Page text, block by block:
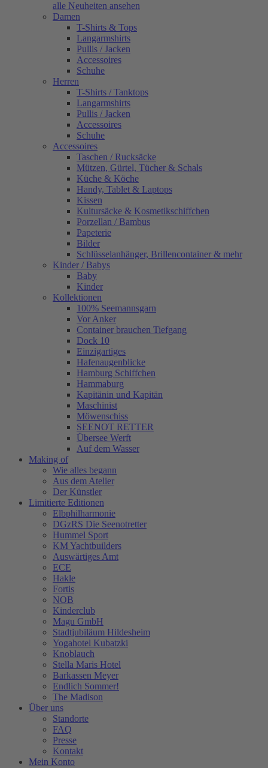
alle Neuheiten ansehen
Damen
T-Shirts & Tops
Langarmshirts
Pullis / Jacken
Accessoires
Schuhe
Herren
T-Shirts / Tanktops
Langarmshirts
Pullis / Jacken
Accessoires
Schuhe
Accessoires
Taschen / Rucksäcke
Mützen, Gürtel, Tücher & Schals
Küche & Köche
Handy, Tablet & Laptops
Kissen
Kultursäcke & Kosmetikschiffchen
Porzellan / Bambus
Papeterie
Bilder
Schlüsselanhänger, Brillencontainer & mehr
Kinder / Babys
Baby
Kinder
Kollektionen
100% Seemannsgarn
Vor Anker
Container brauchen Tiefgang
Dock 10
Einzigartiges
Hafenaugen­blicke
Hamburg Schiffchen
Hammaburg
Kapitänin und Kapitän
Maschinist
Möwenschiss
SEENOT RETTER
Übersee Werft
Auf dem Wasser
Making of
Wie alles begann
Aus dem Atelier
Der Künstler
Limitierte Editionen
Elbphilharmonie
DGzRS Die Seenotretter
Hummel Sport
KM Yachtbuilders
Auswärtiges Amt
ECE
Hakle
Fortis
NOB
Kinderclub
Magu GmbH
Stadtjubiläum Hildesheim
Yogahotel Kubatzki
Knoblauch
Stella Maris Hotel
Barkassen Meyer
Endlich Sommer!
The Madison
Über uns
Standorte
FAQ
Presse
Kontakt
Mein Konto